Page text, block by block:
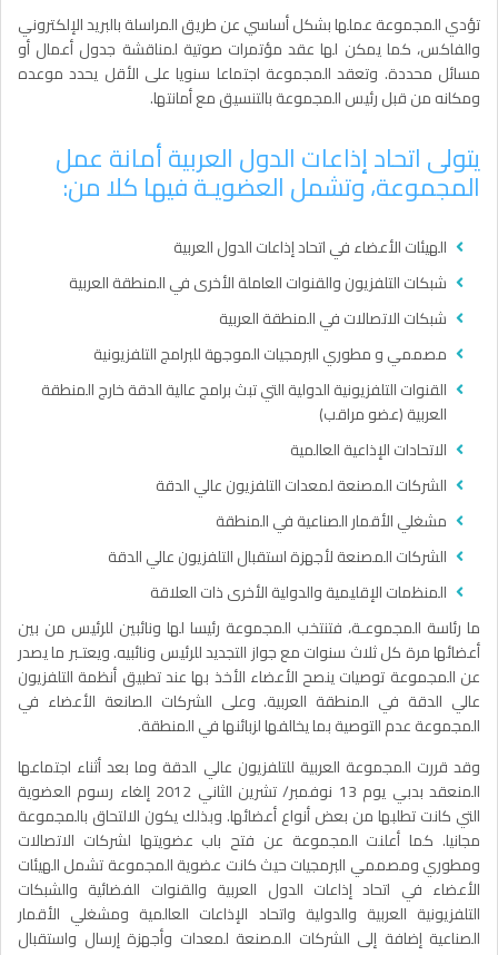
تؤدي المجموعة عملها بشكل أساسي عن طريق المراسلة بالبريد الإلكتروني
والفاكس، كما يمكن لها عقد مؤتمرات صوتية لمناقشة جدول أعمال أو
مسائل محددة. وتعقد المجموعة اجتماعا سنويا على الأقل يحدد موعده
ومكانه من قبل رئيس المجموعة بالتنسيق مع أمانتها.
يتولى اتحاد إذاعات الدول العربية أمانة عمل
المجموعة، وتشمل العضويـة فيها كلا من:
الهيئات الأعضاء في اتحاد إذاعات الدول العربية
شبكات التلفزيون والقنوات العاملة الأخرى في المنطقة العربية
شبكات الاتصالات في المنطقة العربية
مصممي و مطوري البرمجيات الموجهة للبرامج التلفزيونية
القنوات التلفزيونية الدولية التي تبث برامج عالية الدقة خارج المنطقة
العربية (عضو مراقب)
الاتحادات الإذاعية العالمية
الشركات المصنعة لمعدات التلفزيون عالي الدقة
مشغلي الأقمار الصناعية في المنطقة
الشركات المصنعة لأجهزة استقبال التلفزيون عالي الدقة
المنظمات الإقليمية والدولية الأخرى ذات العلاقة
ما رئاسة المجموعـة، فتنتخب المجموعة رئيسا لها ونائبين للرئيس من بين
أعضائها مرة كل ثلاث سنوات مع جواز التجديد للرئيس ونائبيه. ويعتـبر ما يصدر
عن المجموعة توصيات ينصح الأعضاء الأخذ بها عند تطبيق أنظمة التلفزيون
عالي الدقة في المنطقة العربية. وعلى الشركات الصانعة الأعضاء في
المجموعة عدم التوصية بما يخالفها لزبائنها في المنطقة.
وقد قررت المجموعة العربية للتلفزيون عالي الدقة وما بعد أثناء اجتماعها
المنعقد بدبي يوم 13 نوفمبر/ تشرين الثاني 2012 إلغاء رسوم العضوية
التي كانت تطلبها من بعض أنواع أعضائها. وبذلك يكون الالتحاق بالمجموعة
مجانيا. كما أعلنت المجموعة عن فتح باب عضويتها لشركات الاتصالات
ومطوري ومصممي البرمجيات حيث كانت عضوية المجموعة تشمل الهيئات
الأعضاء في اتحاد إذاعات الدول العربية والقنوات الفضائية والشبكات
التلفزيونية العربية والدولية واتحاد الإذاعات العالمية ومشغلي الأقمار
الصناعية إضافة إلى الشركات المصنعة لمعدات وأجهزة إرسال واستقبال